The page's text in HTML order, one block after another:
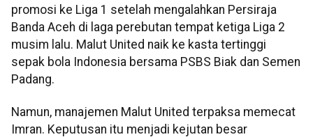
promosi ke Liga 1 setelah mengalahkan Persiraja
Banda Aceh di laga perebutan tempat ketiga Liga 2
musim lalu. Malut United naik ke kasta tertinggi
sepak bola Indonesia bersama PSBS Biak dan Semen
Padang.
Namun, manajemen Malut United terpaksa memecat
Imran. Keputusan itu menjadi kejutan besar